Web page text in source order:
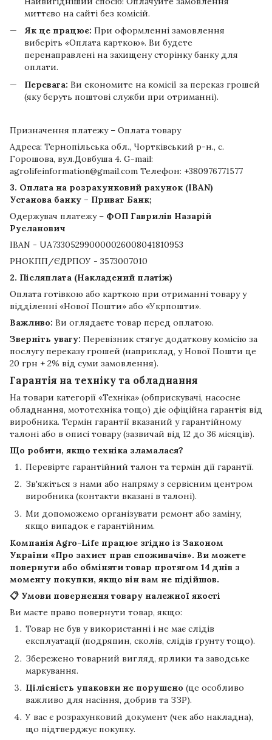
миттєво на сайті без комісій.
Як це працює: При оформленні замовлення
виберіть «Оплата карткою». Ви будете
перенаправлені на захищену сторінку банку для
оплати.
Перевага: Ви економите на комісії за переказ грошей
(яку беруть поштові служби при отриманні).
Призначення платежу – Оплата товару
Адреса: Тернопільська обл., Чортківський р-н., с.
Горошова, вул.Довбуша 4. G-mail:
agrolifeinformation@gmail.com Телефон: +380976771577
3. Оплата на розрахунковий рахунок (IBAN)
Установа банку – Приват Банк;
Одержувач платежу – ФОП Гаврилів Назарій
Русланович
IBAN - UA733052990000026008041810953
РНОКПП/ЄДРПОУ - 3573007010
2. Післяплата (Накладений платіж)
Оплата готівкою або карткою при отриманні товару у
відділенні «Нової Пошти» або «Укрпошти».
Важливо: Ви оглядаєте товар перед оплатою.
Зверніть увагу: Перевізник стягує додаткову комісію за
послугу переказу грошей (наприклад, у Нової Пошти це
20 грн + 2% від суми замовлення).
Гарантія на техніку та обладнання
На товари категорії «Техніка» (обприскувачі, насосне
обладнання, мототехніка тощо) діє офіційна гарантія від
виробника. Термін гарантії вказаний у гарантійному
талоні або в описі товару (зазвичай від 12 до 36 місяців).
Що робити, якщо техніка зламалася?
Перевірте гарантійний талон та термін дії гарантії.
Зв'яжіться з нами або напряму з сервісним центром
виробника (контакти вказані в талоні).
Ми допоможемо організувати ремонт або заміну,
якщо випадок є гарантійним.
Компанія Agro-Life працює згідно із Законом
України «Про захист прав споживачів». Ви можете
повернути або обміняти товар протягом 14 днів з
моменту покупки, якщо він вам не підійшов.
📋 Умови повернення товару належної якості
Ви маєте право повернути товар, якщо:
Товар не був у використанні і не має слідів
експлуатації (подряпин, сколів, слідів ґрунту тощо).
Збережено товарний вигляд, ярлики та заводське
маркування.
Цілісність упаковки не порушено (це особливо
важливо для насіння, добрив та ЗЗР).
У вас є розрахунковий документ (чек або накладна),
що підтверджує покупку.